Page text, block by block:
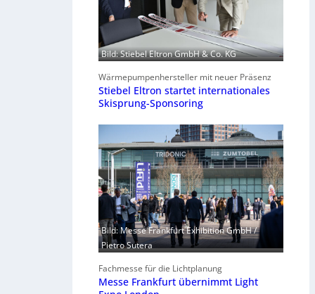
Bild: Stiebel Eltron GmbH & Co. KG
Wärmepumpenhersteller mit neuer Präsenz
Stiebel Eltron startet internationales
Skisprung-Sponsoring
Bild: Messe Frankfurt Exhibition GmbH /
Pietro Sutera
Fachmesse für die Lichtplanung
Messe Frankfurt übernimmt Light